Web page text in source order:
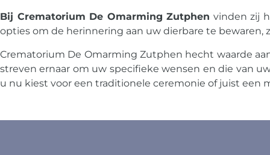
Bij Crematorium De Omarming Zutphen vinden zij
opties om de herinnering aan uw dierbare te
Crematorium De Omarming Zutphen hecht waarde
streven ernaar om uw specifieke wensen en die van
u nu kiest voor een traditionele ceremonie of juist een